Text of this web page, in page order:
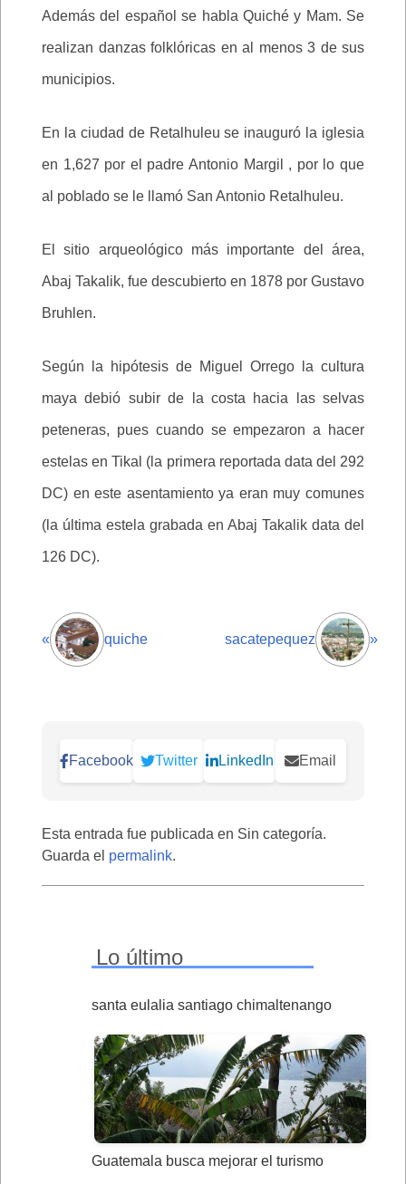
Además del español se habla Quiché y Mam. Se
realizan danzas folklóricas en al menos 3 de sus
municipios.
En la ciudad de Retalhuleu se inauguró la iglesia
en 1,627 por el padre Antonio Margil , por lo que
al poblado se le llamó San Antonio Retalhuleu.
El sitio arqueológico más importante del área,
Abaj Takalik, fue descubierto en 1878 por Gustavo
Bruhlen.
Según la hipótesis de Miguel Orrego la cultura
maya debió subir de la costa hacia las selvas
peteneras, pues cuando se empezaron a hacer
estelas en Tikal (la primera reportada data del 292
DC) en este asentamiento ya eran muy comunes
(la última estela grabada en Abaj Takalik data del
126 DC).
« quiche sacatepequez »
Facebook Twitter LinkedIn Email
Esta entrada fue publicada en Sin categoría.
Guarda el permalink.
Lo último
santa eulalia santiago chimaltenango
Guatemala busca mejorar el turismo